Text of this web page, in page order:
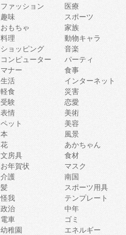
ファッション
医療
趣味
スポーツ
おもちゃ
家族
料理
動物キャラ
ショッピング
音楽
コンピューター
パーティ
マナー
食事
生活
インターネット
軽食
災害
受験
恋愛
表情
美術
ペット
美容
本
風景
花
あかちゃん
文房具
食材
お年賀状
マスク
介護
南国
髪
スポーツ用具
怪我
テンプレート
政治
中年
電車
ゴミ
幼稚園
エネルギー